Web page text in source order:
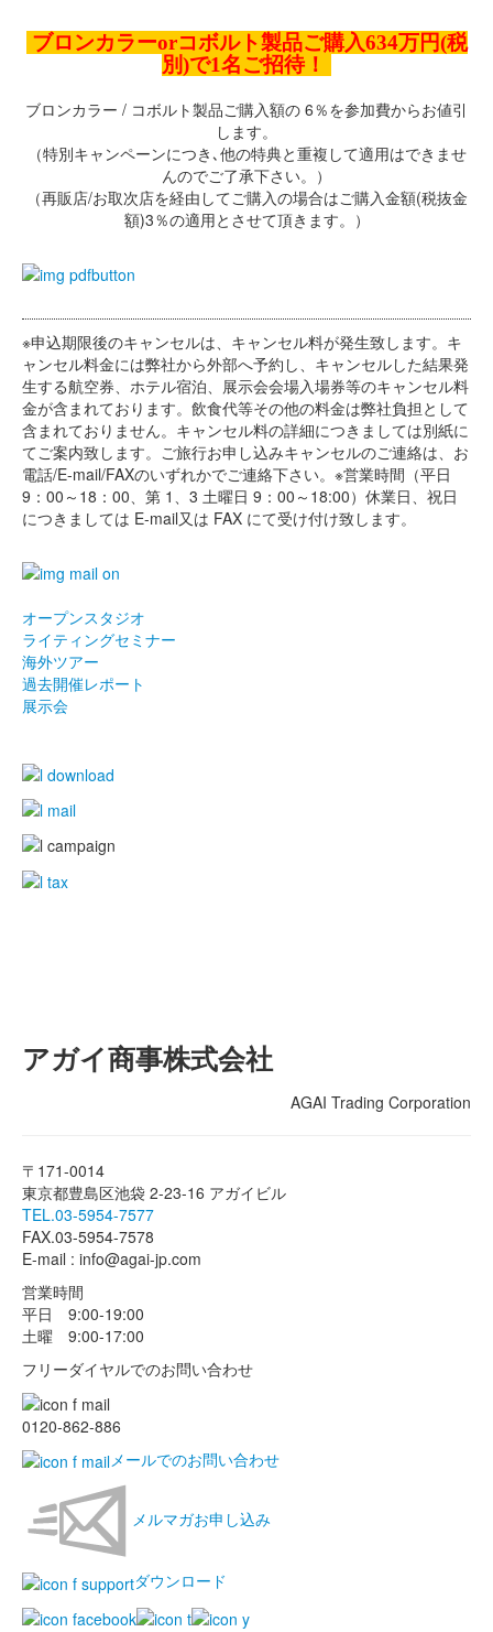
ブロンカラーorコボルト製品ご購入634万円(税
別)で1名ご招待！
ブロンカラー / コボルト製品ご購入額の 6％を参加費からお値引
します。
（特別キャンペーンにつき､他の特典と重複して適用はできませ
んのでご了承下さい。）
（再販店/お取次店を経由してご購入の場合はご購入金額(税抜金
額)3％の適用とさせて頂きます。）
※申込期限後のキャンセルは、キャンセル料が発生致します。キ
ャンセル料金には弊社から外部へ予約し、キャンセルした結果発
生する航空券、ホテル宿泊、展示会会場入場券等のキャンセル料
金が含まれております。飲食代等その他の料金は弊社負担として
含まれておりません。キャンセル料の詳細につきましては別紙に
てご案内致します。ご旅行お申し込みキャンセルのご連絡は、お
電話/E-mail/FAXのいずれかでご連絡下さい。※営業時間（平日
9：00～18：00、第 1、3 土曜日 9：00～18:00）休業日、祝日
につきましては E-mail又は FAX にて受け付け致します。
オープンスタジオ
ライティングセミナー
海外ツアー
過去開催レポート
展示会
アガイ商事株式会社
AGAI Trading Corporation
〒171-0014
東京都豊島区池袋 2-23-16 アガイビル
TEL.03-5954-7577
FAX.03-5954-7578
E-mail : info@agai-jp.com
営業時間
平日 9:00-19:00
土曜 9:00-17:00
フリーダイヤルでのお問い合わせ
0120-862-886
メールでのお問い合わせ
メルマガお申し込み
ダウンロード